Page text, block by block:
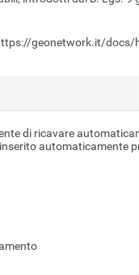
geonetwork.it/docs/
di ricavare
automaticamente